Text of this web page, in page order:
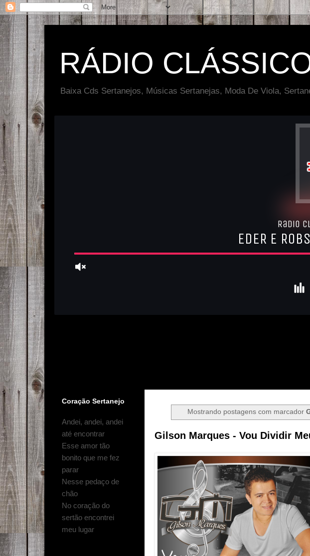
RÁDIO
Baixa Cds Sertanejos, Músicas Sertanejas, Moda De Viola,
Mostrando postagens com marcador
Gilson Marques - Vou Dividir
Coração Sertanejo
Andei, andei, andei
até encontrar
Esse amor tão
bonito que me fez
parar
Nesse pedaço de
chão
No coração do
sertão encontrei
meu lugar